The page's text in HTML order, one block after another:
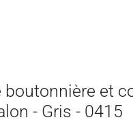
boutonnière et
- Gris - 0415